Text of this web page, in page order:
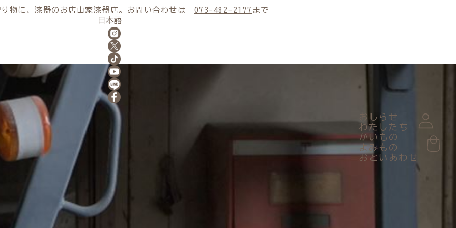
物に、漆器のお店山家漆器店。お問い合わせは 073-482-2177 まで
おしらせ
わたしたち
かいもの
よみもの
おといあわせ